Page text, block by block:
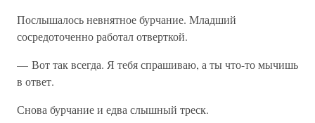
Послышалось невнятное бурчание. Младший
сосредоточенно работал отверткой.
— Вот так всегда. Я тебя спрашиваю, а ты что-то мычишь
в ответ.
Снова бурчание и едва слышный треск.